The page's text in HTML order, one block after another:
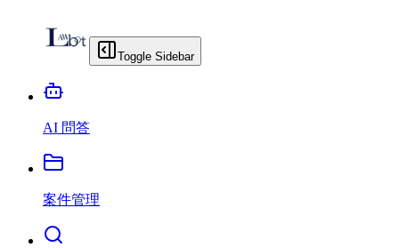
Toggle Sidebar
AI 問答
案件管理